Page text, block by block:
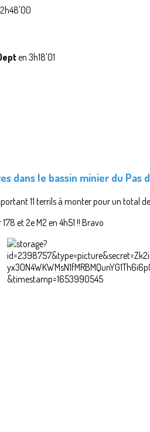
en 3h18'01
dans le bassin minier du Pas
11 terrils à monter pour un total
et 2e M2 en 4h51 !! Bravo